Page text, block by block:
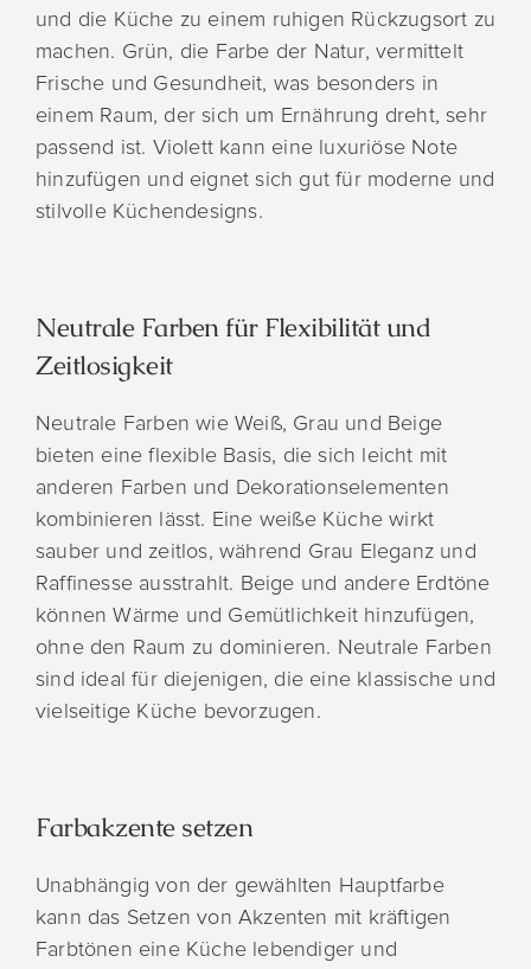
und die Küche zu einem ruhigen Rückzugsort zu
machen. Grün, die Farbe der Natur, vermittelt
Frische und Gesundheit, was besonders in
einem Raum, der sich um Ernährung dreht, sehr
passend ist. Violett kann eine luxuriöse Note
hinzufügen und eignet sich gut für moderne und
stilvolle Küchendesigns.
Neutrale Farben für Flexibilität und
Zeitlosigkeit
Neutrale Farben wie Weiß, Grau und Beige
bieten eine flexible Basis, die sich leicht mit
anderen Farben und Dekorationselementen
kombinieren lässt. Eine weiße Küche wirkt
sauber und zeitlos, während Grau Eleganz und
Raffinesse ausstrahlt. Beige und andere Erdtöne
können Wärme und Gemütlichkeit hinzufügen,
ohne den Raum zu dominieren. Neutrale Farben
sind ideal für diejenigen, die eine klassische und
vielseitige Küche bevorzugen.
Farbakzente setzen
Unabhängig von der gewählten Hauptfarbe
kann das Setzen von Akzenten mit kräftigen
Farbtönen eine Küche lebendiger und